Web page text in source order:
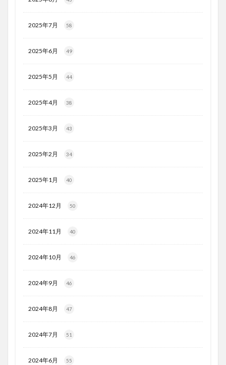
2025年7月 58
2025年6月 49
2025年5月 44
2025年4月 38
2025年3月 43
2025年2月 34
2025年1月 40
2024年12月 50
2024年11月 40
2024年10月 46
2024年9月 46
2024年8月 47
2024年7月 51
2024年6月 55